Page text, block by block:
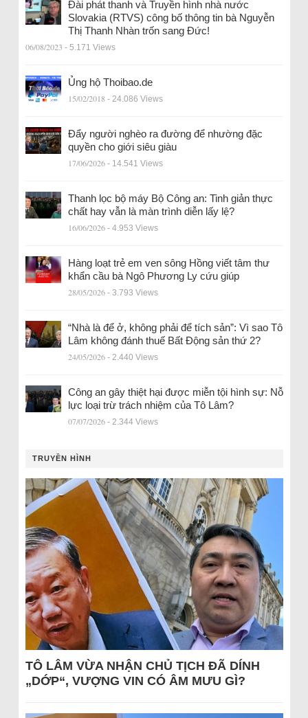
Đài phát thanh và Truyền hình nhà nước
Slovakia (RTVS) công bố thông tin bà Nguyễn
Thị Thanh Nhàn trốn sang Đức!
06/08/2023 - 5.171 Views
Ủng hộ Thoibao.de
15/02/2018 - 24.086 Views
Đẩy người nghèo ra đường để nhường đặc
quyền cho giới siêu giàu
17/06/2026 - 14.541 Views
Thanh lọc bộ máy Bộ Công an: Tinh giản thực
chất hay vẫn là màn trình diễn lấy lệ?
16/06/2026 - 4.953 Views
Hàng loạt trẻ em ven sông Hồng viết tâm thư
khẩn cầu bà Ngô Phương Ly cứu giúp
28/05/2026 - 3.793 Views
“Nhà là để ở, không phải để tích sản”: Vì sao Tô
Lâm không đánh thuế Bất Động sản thứ 2?
24/05/2026 - 2.440 Views
Công an gây thiệt hại được miễn tội hình sự: Nỗ
lực loại trừ trách nhiệm của Tô Lâm?
07/07/2026 - 2.344 Views
TRUYỀN HÌNH
TÔ LÂM VỪA NHẬN CHỦ TỊCH ĐÃ DÍNH
„DỚP“, VƯỢNG VIN CÓ ÂM MƯU GÌ?